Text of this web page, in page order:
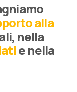
alla
nella
e nella